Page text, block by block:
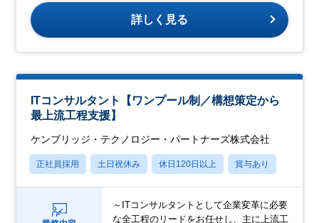
詳しく見る
ITコンサルタント【ワンプール制／構想策定から
最上流工程支援】
ケンブリッジ・テクノロジー・パートナーズ株式会社
正社員採用 土日祝休み 休日120日以上 賞与あり
～ITコンサルタントとして企業変革に必要
な全工程のリードをお任せし、主に上流工